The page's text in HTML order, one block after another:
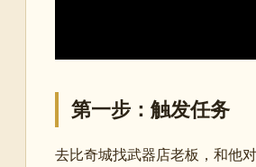
第一步：触发任务
去比奇城找武器店老板，和他